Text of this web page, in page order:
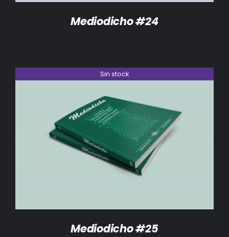
Mediodicho #24
Sin stock
DETALLES
Mediodicho #25